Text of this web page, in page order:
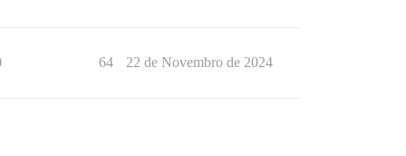
64 22 de Novembro de 2024